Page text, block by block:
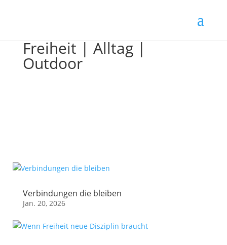
Freiheit | Alltag |
Outdoor
Verbindungen die bleiben
Jan. 20, 2026